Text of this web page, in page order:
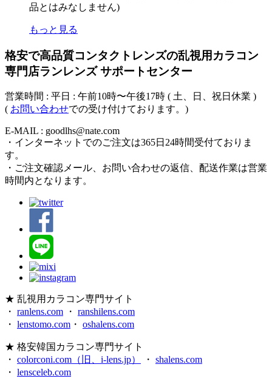
品とはみなしません)
もっと見る
格安で高品質コンタクトレンズの乱視用カラコン
専門店ランレンズ サポートセンター
営業時間 : 平日 : 午前10時〜午後17時 ( 土、日、祝日休業 )
( お問い合わせでの受け付けております。)
E-MAIL : goodlhs@nate.com
・インターネットでのご注文は365日24時間受付ておりま
す。
・ご注文確認メール、お問い合わせの返信、配送作業は営業
時間内となります。
★ 乱視用カラコン専門サイト
・ ranlens.com ・ ranshilens.com
・ lenstomo.com ・ oshalens.com
★ 格安韓国カラコン専門サイト
・ colorconi.com（旧、i-lens.jp） ・ shalens.com
・ lensceleb.com